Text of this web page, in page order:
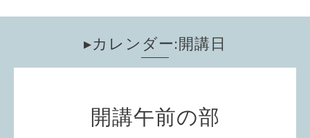
▸カレンダー:開講日
開講午前の部